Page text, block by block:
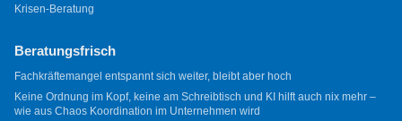
Krisen-Beratung
Beratungsfrisch
Fachkräftemangel entspannt sich weiter, bleibt aber hoch
Keine Ordnung im Kopf, keine am Schreibtisch und KI hilft auch nix mehr –
wie aus Chaos Koordination im Unternehmen wird